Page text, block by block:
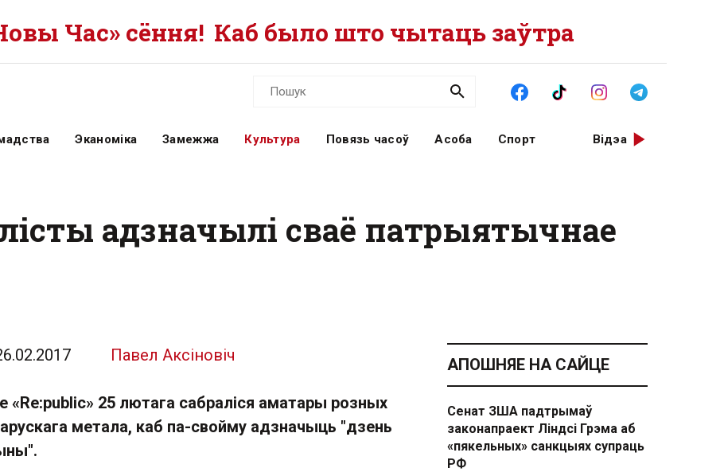
Час» сёння! Каб было што чытаць заўтра
Эканоміка Замежжа Культура Повязь часоў Асоба Спорт Відэа
адзначылі сваё патрыятычнае
Павел Аксіновіч
«Re:public» 25 лютага сабраліся аматары розных
метала, каб па-свойму адзначыць "дзень
АПОШНЯЕ НА САЙЦЕ
Сенат ЗША падтрымаў
законапраект Ліндсі Грэма аб
«пякельных» санкцыях супраць
РФ